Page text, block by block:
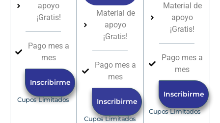
apoyo
¡Gratis!
Pago mes a
mes
Inscribirme
Cupos Limitados
Material de
apoyo
¡Gratis!
Pago mes a
mes
Inscribirme
Cupos Limitados
Material de
apoyo
¡Gratis!
Pago mes a
mes
Inscribirme
Cupos Limitados